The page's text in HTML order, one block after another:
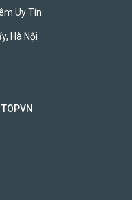
Uy Tín
Hà Nội
TOPVN